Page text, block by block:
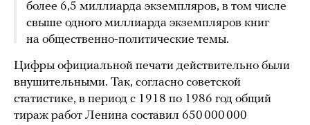
более 6,5 миллиарда экземпляров, в том числе
свыше одного миллиарда экземпляров книг
на общественно-политические темы.
Цифры официальной печати действительно были
внушительными. Так, согласно советской
статистике, в период с 1918 по 1986 год общий
тираж работ Ленина составил 650 000 000